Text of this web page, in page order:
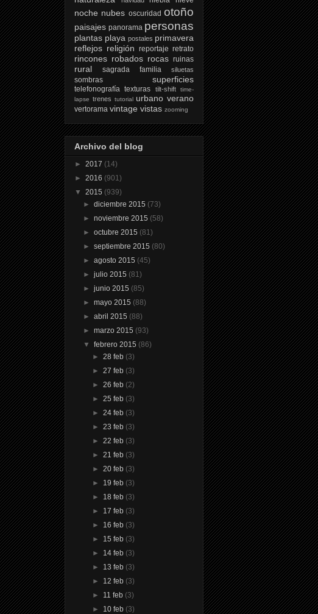
noche nubes oscuridad otoño
paisajes panorama personas
plantas playa postales primavera
reflejos religión reportaje retrato
rincones robados rocas ruinas
rural sagrada familia siluetas
sombras superficies
telefonografía texturas tilt-shift
time-
lapse trenes tutorial urbano verano
vertorama vintage vistas zooming
Archivo del blog
► 2017 (14)
► 2016 (901)
▼ 2015 (939)
►diciembre 2015 (73)
►noviembre 2015 (58)
►octubre 2015 (81)
►septiembre 2015 (80)
►agosto 2015 (45)
►julio 2015 (81)
►junio 2015 (85)
►mayo 2015 (88)
►abril 2015 (88)
►marzo 2015 (93)
▼febrero 2015 (86)
► 28 feb (3)
► 27 feb (3)
► 26 feb (2)
► 25 feb (3)
► 24 feb (3)
► 23 feb (3)
► 22 feb (3)
► 21 feb (3)
► 20 feb (3)
► 19 feb (3)
► 18 feb (3)
► 17 feb (3)
► 16 feb (3)
► 15 feb (3)
► 14 feb (3)
► 13 feb (3)
► 12 feb (3)
► 11 feb (3)
► 10 feb (3)